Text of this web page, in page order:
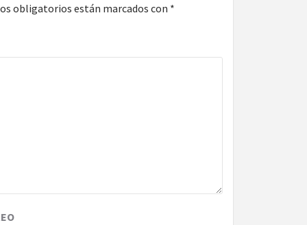
obligatorios están marcados con *